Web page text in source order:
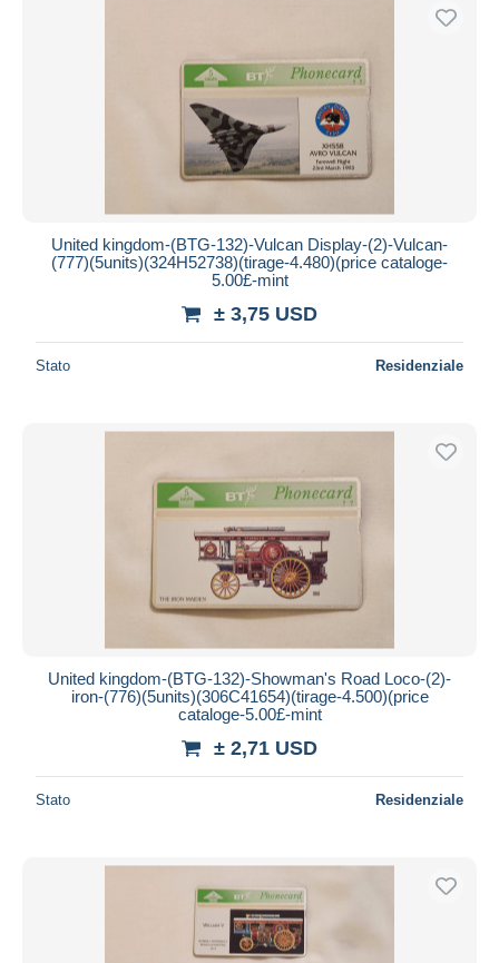
United kingdom-(BTG-132)-Vulcan Display-(2)-Vulcan-
(777)(5units)(324H52738)(tirage-4.480)(price cataloge-
5.00£-mint
± 3,75 USD
Stato Residenziale
United kingdom-(BTG-132)-Showman's Road Loco-(2)-
iron-(776)(5units)(306C41654)(tirage-4.500)(price
cataloge-5.00£-mint
± 2,71 USD
Stato Residenziale